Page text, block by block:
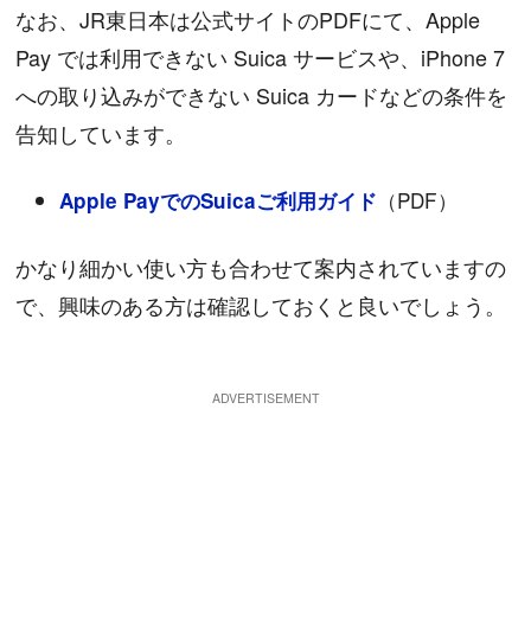
なお、JR東日本は公式サイトのPDFにて、Apple
Pay では利用できない Suica サービスや、iPhone 7
への取り込みができない Suica カードなどの条件を
告知しています。
Apple PayでのSuicaご利用ガイド （PDF）
かなり細かい使い方も合わせて案内されていますの
で、興味のある方は確認しておくと良いでしょう。